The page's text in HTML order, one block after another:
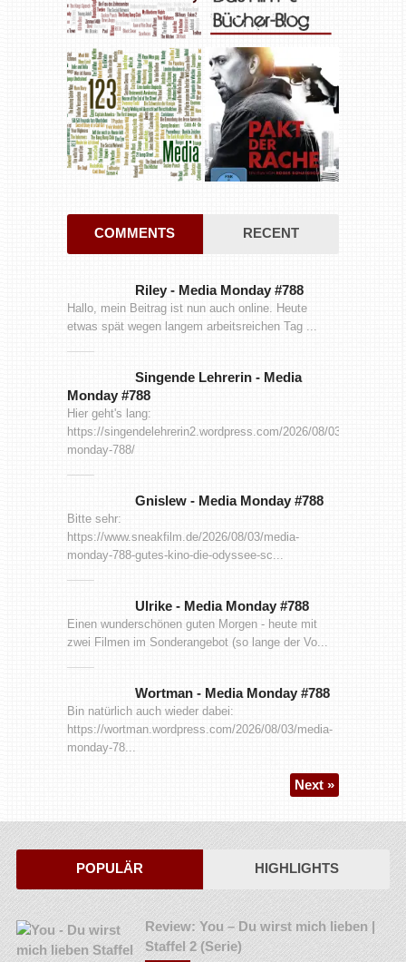
COMMENTS RECENT
Riley- Media Monday #788
Hallo, mein Beitrag ist nun auch online. Heute
etwas spät wegen langem arbeitsreichen Tag ...
Singende Lehrerin - Media
Monday #788
Hier geht's lang:
https://singendelehrerin2.wordpress.com/2026/08/03/media-
monday-788/
Gnislew - Media Monday #788
Bitte sehr:
https://www.sneakfilm.de/2026/08/03/media-
monday-788-gutes-kino-die-odyssee-sc...
Ulrike - Media Monday #788
Einen wunderschönen guten Morgen - heute mit
zwei Filmen im Sonderangebot (so lange der Vo...
Wortman - Media Monday #788
Bin natürlich auch wieder dabei:
https://wortman.wordpress.com/2026/08/03/media-
monday-78...
Next »
POPULÄR HIGHLIGHTS
Review: You – Du wirst mich lieben |
Staffel 2 (Serie)